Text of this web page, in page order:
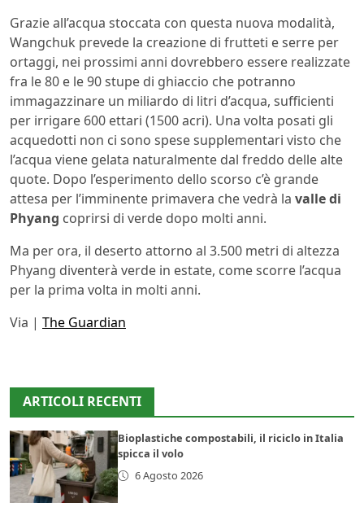
Grazie all’acqua stoccata con questa nuova modalità,
Wangchuk prevede la creazione di frutteti e serre per
ortaggi, nei prossimi anni dovrebbero essere realizzate
fra le 80 e le 90 stupe di ghiaccio che potranno
immagazzinare un miliardo di litri d’acqua, sufficienti
per irrigare 600 ettari (1500 acri). Una volta posati gli
acquedotti non ci sono spese supplementari visto che
l’acqua viene gelata naturalmente dal freddo delle alte
quote. Dopo l’esperimento dello scorso c’è grande
attesa per l’imminente primavera che vedrà la valle di
Phyang coprirsi di verde dopo molti anni.
Ma per ora, il deserto attorno al 3.500 metri di altezza
Phyang diventerà verde in estate, come scorre l’acqua
per la prima volta in molti anni.
Via | The Guardian
ARTICOLI RECENTI
Bioplastiche compostabili, il riciclo in Italia
spicca il volo
6 Agosto 2026